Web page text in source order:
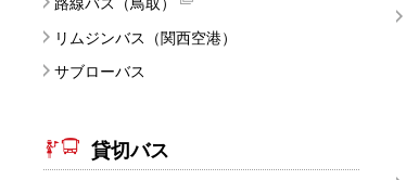
リムジンバス（関西空港）
サブローバス
貸切バス